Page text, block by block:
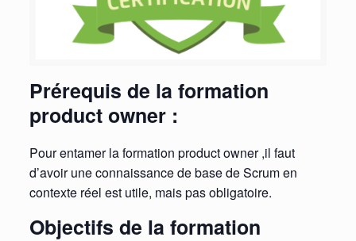
Prérequis de la formation
product owner :
Pour entamer la formation product owner ,il faut
d’avoir une connaissance de base de Scrum en
contexte réel est utile, mais pas obligatoire.
Objectifs de la formation